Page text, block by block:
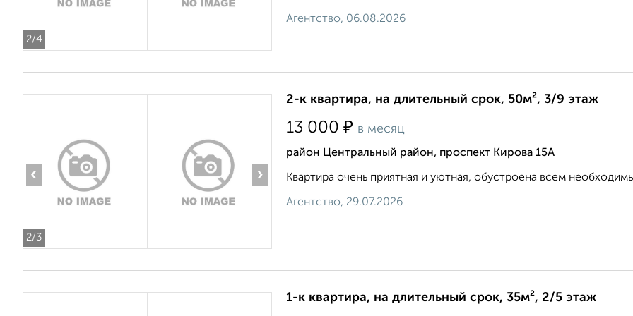
2/4
Агентство, 06.08.2026
2/3
‹ ›
2-к квартира, на длительный срок, 50м², 3/9 этаж
13 000 ₽ в месяц
район Центральный район, проспект Кирова 15А
Квартира очень приятная и уютная, обустроена всем
Агентство, 29.07.2026
1-к квартира, на длительный срок, 35м², 2/5 этаж